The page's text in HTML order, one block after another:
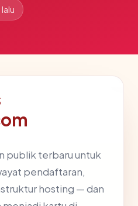
publik terbaru untuk
pendaftaran,
hosting — dan